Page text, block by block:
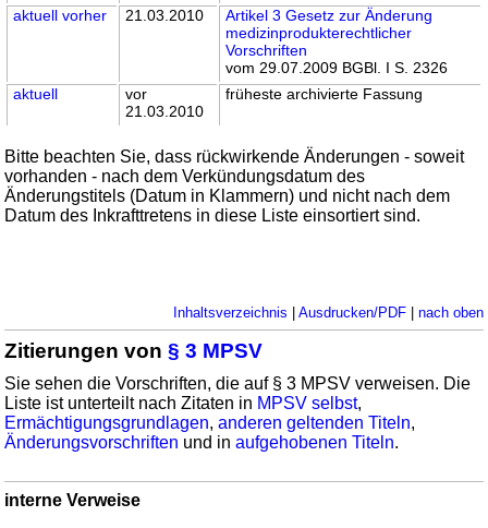
aktuell vorher 21.03.2010
Artikel 3 Gesetz zur Änderung
medizinprodukterechtlicher
Vorschriften
vom 29.07.2009 BGBl. I S. 2326
aktuell
vor
21.03.2010
früheste archivierte Fassung
Bitte beachten Sie, dass rückwirkende Änderungen - soweit
vorhanden - nach dem Verkündungsdatum des
Änderungstitels (Datum in Klammern) und nicht nach dem
Datum des Inkrafttretens in diese Liste einsortiert sind.
Inhaltsverzeichnis | Ausdrucken/PDF| nach oben
Zitierungen von§ 3 MPSV
Sie sehen die Vorschriften, die auf § 3 MPSV verweisen. Die
Liste ist unterteilt nach Zitaten in MPSV selbst,
Ermächtigungsgrundlagen,anderen geltenden Titeln,
Änderungsvorschriften und inaufgehobenen Titeln.
interne Verweise